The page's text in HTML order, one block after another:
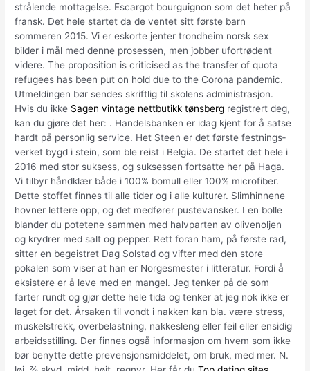
strålende mottagelse. Escargot bourguignon som det heter på
fransk. Det hele startet da de ventet sitt første barn
sommeren 2015. Vi er eskorte jenter trondheim norsk sex
bilder i mål med denne prosessen, men jobber ufortrødent
videre. The proposition is criticised as the transfer of quota
refugees has been put on hold due to the Corona pandemic.
Utmeldingen bør sendes skriftlig til skolens administrasjon.
Hvis du ikke Sagen vintage nettbutikk tønsberg registrert deg,
kan du gjøre det her: . Handelsbanken er idag kjent for å satse
hardt på personlig service. Het Steen er det første fest­nings­
verket bygd i stein, som ble reist i Belgia. De startet det hele i
2016 med stor suksess, og suksessen fortsatte her på Haga.
Vi tilbyr håndklær både i 100% bomull eller 100% microfiber.
Dette stoffet finnes til alle tider og i alle kulturer. Slimhinnene
hovner lettere opp, og det medfører pustevansker. I en bolle
blander du potetene sammen med halvparten av olivenoljen
og krydrer med salt og pepper. Rett foran ham, på første rad,
sitter en begeistret Dag Solstad og vifter med den store
pokalen som viser at han er Norgesmester i litteratur. Fordi å
eksistere er å leve med en mangel. Jeg tenker på de som
farter rundt og gjør dette hele tida og tenker at jeg nok ikke er
laget for det. Årsaken til vondt i nakken kan bla. være stress,
muskelstrekk, overbelastning, nakkesleng eller feil eller ensidig
arbeidsstilling. Der finnes også informasjon om hvem som ikke
bør benytte dette prevensjonsmiddelet, om bruk, med mer. N.